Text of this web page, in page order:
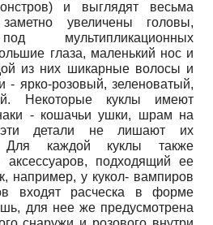
и выглядят весьма
увеличены головы,
мультипликационных
глаза, маленький нос и
из них шикарные волосы и
- ярко-розовый, зеленоватый,
Некоторые куклы имеют
- кошачьи ушки, шрам на
детали не лишают их
Для каждой куклы также
аксессуаров, подходящий ее
например, у кукол- вампиров
входят расческа в форме
для нее же предусмотрена